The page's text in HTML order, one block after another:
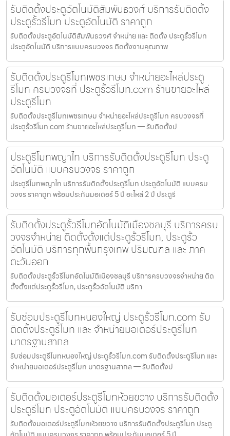
รับติดตั้งประตูอัตโนมัติสัมพันธวงศ์ บริการรับติดตั้ง
ประตูรั้วรีโมท ประตูอัตโนมัติ ราคาถูก
รับติดตั้งประตูอัตโนมัติสัมพันธวงศ์ จำหน่าย และ ติดตั้ง ประตูรั้วรีโมท
ประตูอัตโนมัติ บริการแบบครบวงจร ติดตั้งงานคุณภาพ
รับติดตั้งประตูรีโมทเพชรเกษม จำหน่ายอะไหล่ประตู
รีโมท ครบวงจรที่ ประตูรั้วรีโมท.com ร้านขายอะไหล่
ประตูรีโมท
รับติดตั้งประตูรีโมทเพชรเกษม จำหน่ายอะไหล่ประตูรีโมท ครบวงจรที่
ประตูรั้วรีโมท.com ร้านขายอะไหล่ประตูรีโมท — รับติดตั้งป
ประตูรีโมทพญาไท บริการรับติดตั้งประตูรีโมท ประตู
อัตโนมัติ แบบครบวงจร ราคาถูก
ประตูรีโมทพญาไท บริการรับติดตั้งประตูรีโมท ประตูอัตโนมัติ แบบครบ
วงจร ราคาถูก พร้อมประกันมอเตอร์ 5 ปี อะไหล่ 2 ปี ประตูรี
รับติดตั้งประตูรั้วรีโมทอัตโนมัติเมืองชลบุรี บริการครบ
วงจรจำหน่าย ติดตั้งตั้งแต่ประตูรั้วรีโมท, ประตูรั้ว
อัตโนมัติ บริการทุกพื้นกรุงเทพ ปริมณฑล และ ภาค
ตะวันออก
รับติดตั้งประตูรั้วรีโมทอัตโนมัติเมืองชลบุรี บริการครบวงจรจำหน่าย ติด
ตั้งตั้งแต่ประตูรั้วรีโมท, ประตูรั้วอัตโนมัติ บริกา
รับซ่อมประตูรีโมทหนองใหญ่ ประตูรั้วรีโมท.com รับ
ติดตั้งประตูรีโมท และ จำหน่ายมอเตอร์ประตูรีโมท
มาตรฐานสากล
รับซ่อมประตูรีโมทหนองใหญ่ ประตูรั้วรีโมท.com รับติดตั้งประตูรีโมท และ
จำหน่ายมอเตอร์ประตูรีโมท มาตรฐานสากล — รับติดตั้งป
รับติดตั้งมอเตอร์ประตูรีโมทห้วยขวาง บริการรับติดตั้ง
ประตูรีโมท ประตูอัตโนมัติ แบบครบวงจร ราคาถูก
รับติดตั้งมอเตอร์ประตูรีโมทห้วยขวาง บริการรับติดตั้งประตูรีโมท ประตู